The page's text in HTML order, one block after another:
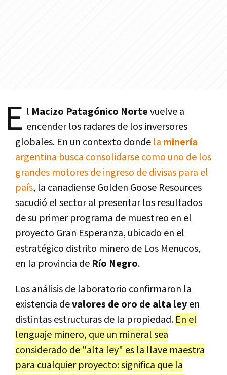
E l Macizo Patagónico Nortevuelve a
encender los radares de los inversores
globales. En un contexto donde la minería
argentina busca consolidarse como uno de los
grandes motores de ingreso de divisas para el
país, la canadiense Golden Goose Resources
sacudió el sector al presentar los resultados
de su primer programa de muestreo en el
proyecto Gran Esperanza, ubicado en el
estratégico distrito minero de Los Menucos,
en la provincia de Río Negro.
Los análisis de laboratorio confirmaron la
existencia devalores de oro de alta leyen
distintas estructuras de la propiedad. En el
lenguaje minero, que un mineral sea
considerado de "alta ley" es la llave maestra
para cualquier proyecto: significa que la